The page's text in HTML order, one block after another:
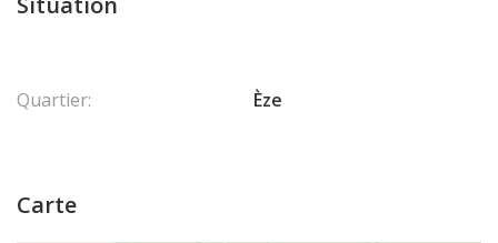
Quartier: Èze
Carte